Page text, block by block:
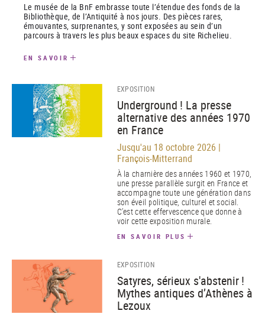
Le musée de la BnF embrasse toute l’étendue des fonds de la
Bibliothèque, de l’Antiquité à nos jours. Des pièces rares,
émouvantes, surprenantes, y sont exposées au sein d’un
parcours à travers les plus beaux espaces du site Richelieu.
EN SAVOIR
EXPOSITION
Underground ! La presse
alternative des années 1970
en France
Jusqu'au 18 octobre 2026 |
François-Mitterrand
À la charnière des années 1960 et 1970,
une presse parallèle surgit en France et
accompagne toute une génération dans
son éveil politique, culturel et social.
C’est cette effervescence que donne à
voir cette exposition murale.
EN SAVOIR PLUS
EXPOSITION
Satyres, sérieux s'abstenir !
Mythes antiques d’Athènes à
Lezoux